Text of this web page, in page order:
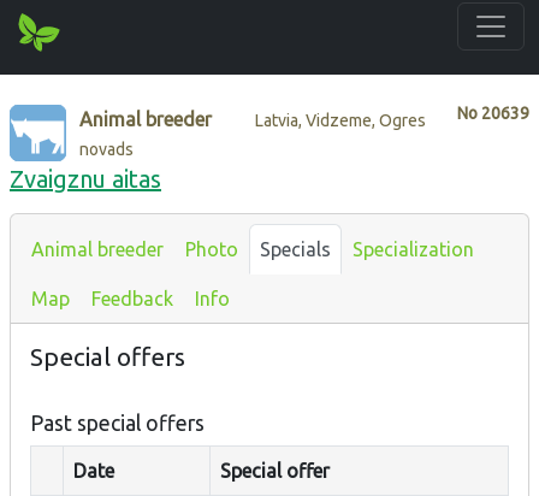
No 20639
Animal breeder
Latvia, Vidzeme, Ogres
novads
Zvaigznu aitas
Animal breeder Photo Specials Specialization
Map Feedback Info
Special offers
Past special offers
Date Special offer